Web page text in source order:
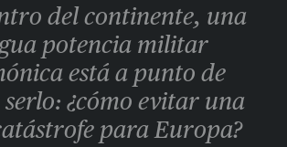
del continente, una
potencia militar
está a punto de
¿cómo evitar una
para Europa?